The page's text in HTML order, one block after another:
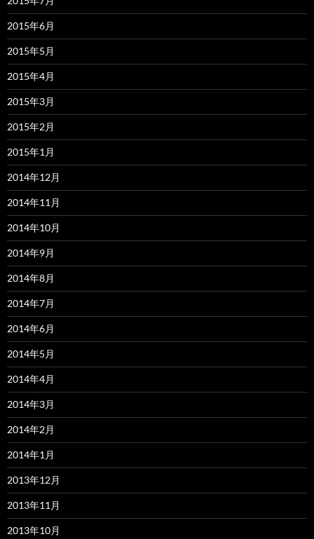
2015年6月
2015年5月
2015年4月
2015年3月
2015年2月
2015年1月
2014年12月
2014年11月
2014年10月
2014年9月
2014年8月
2014年7月
2014年6月
2014年5月
2014年4月
2014年3月
2014年2月
2014年1月
2013年12月
2013年11月
2013年10月